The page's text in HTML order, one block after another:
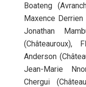
Boateng
Maxence
Jonathan
(Châteauroux),
Anderson
Jean-Marie
Chergui